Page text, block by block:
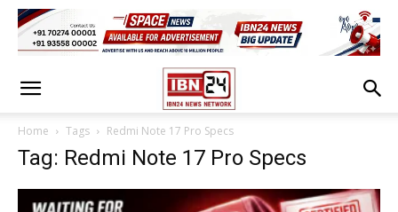
Home Tags Redmi Note 17 Pro Specs
Tag: Redmi Note 17 Pro Specs